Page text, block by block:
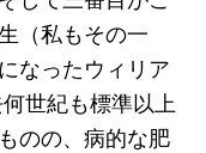
（私もその一
なったウィリア
世紀も標準以上
のの、病的な肥